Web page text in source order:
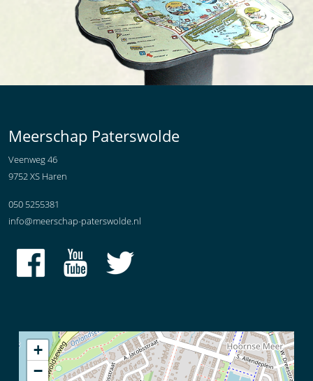
Meerschap Paterswolde
Veenweg 46
9752 XS Haren
050 5255381
info@meerschap-paterswolde.nl
+
−